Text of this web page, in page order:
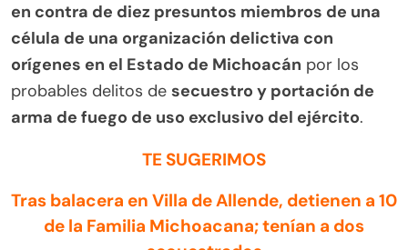
en contra de diez presuntos miembros de una
célula de una organización delictiva con
orígenes en el Estado de Michoacán por los
probables delitos de secuestro y portación de
arma de fuego de uso exclusivo del ejército.
TE SUGERIMOS
Tras balacera en Villa de Allende, detienen a 10
de la Familia Michoacana; tenían a dos